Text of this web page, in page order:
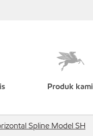
Produk kami
Spline Model SH